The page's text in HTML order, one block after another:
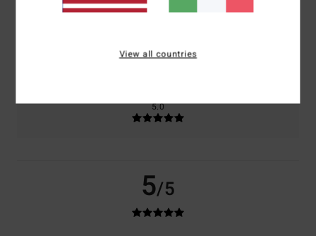
Troppo grande
5.0
5/5
View all countries